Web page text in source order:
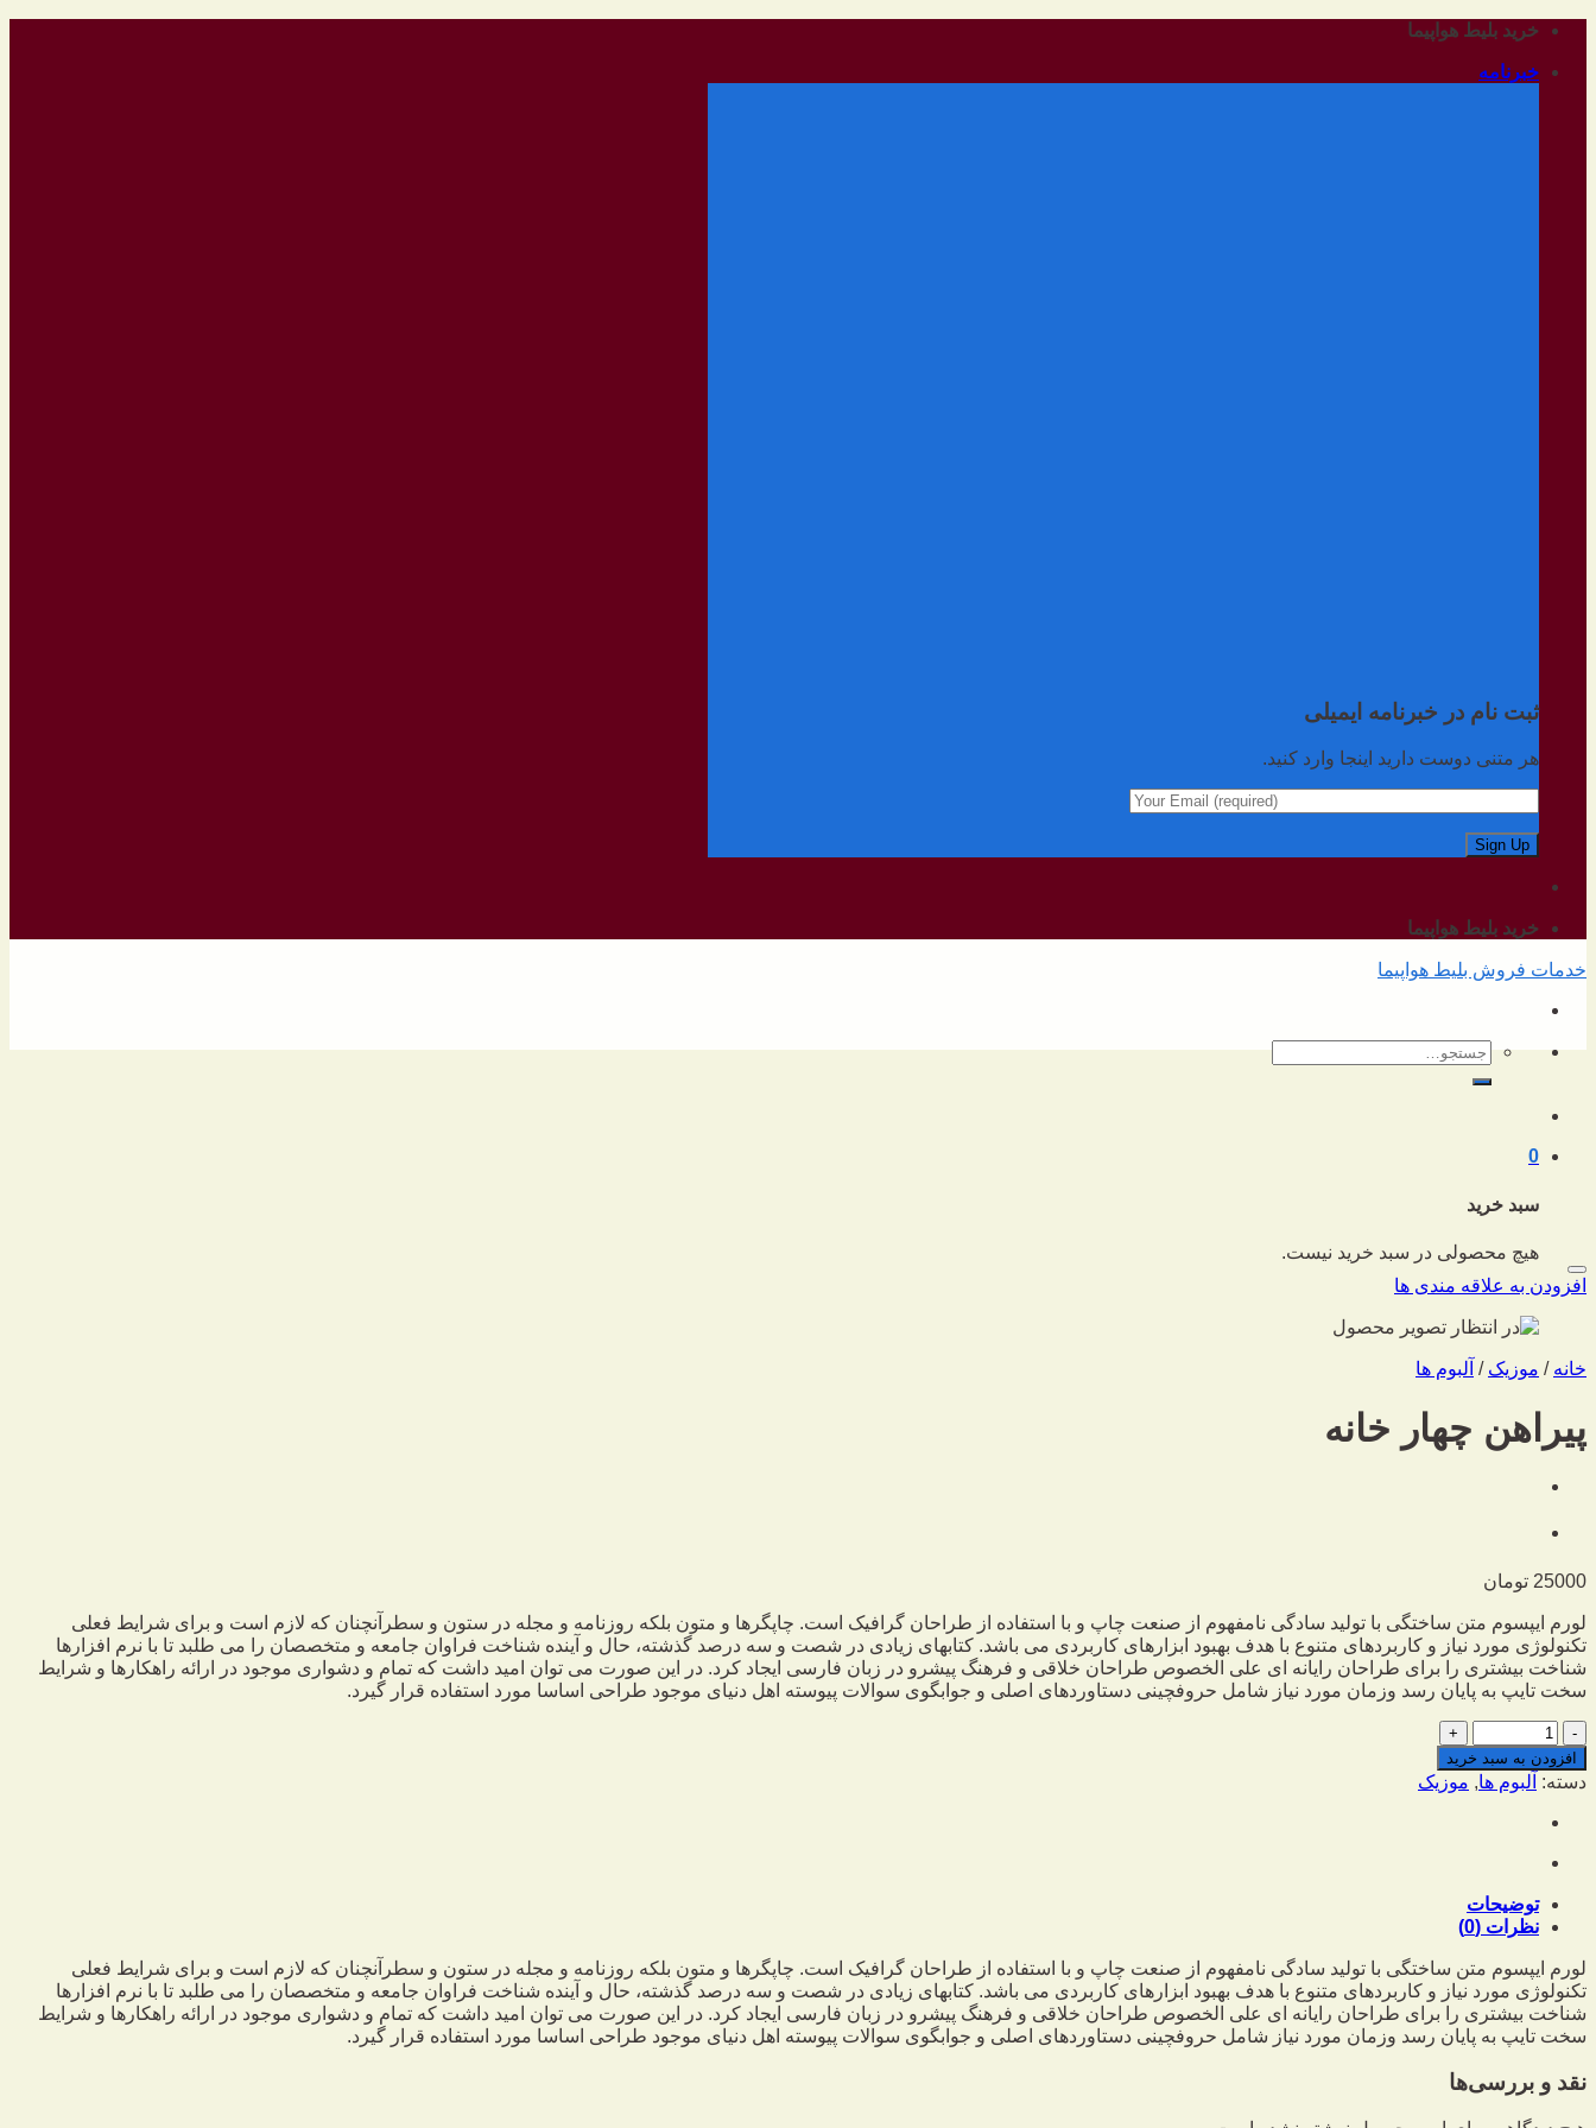
رفتن
محتوا
خرید بلیط هواپیما
خبرنامه
ثبت نام در خبرنامه ایمیلی
هر متنی دوست دارید اینجا وارد کنید.
خرید بلیط هواپیما
خدمات فروش بلیط هواپیما
جستجو
برای:
0
سبد خرید
هیچ محصولی در سبد خرید نیست.
افزودن به علاقه مندی ها
خانه / موزیک / آلبوم ها
پیراهن چهار خانه
25000 تومان
لورم ایپسوم متن ساختگی با تولید سادگی نامفهوم از صنعت چاپ و با استفاده از طراحان گرافیک است. چاپگرها و متون بلکه روزنامه و مجله در ستون و سطرآنچنان که لازم است و برای شرایط فعلی
تکنولوژی مورد نیاز و کاربردهای متنوع با هدف بهبود ابزارهای کاربردی می باشد. کتابهای زیادی در شصت و سه درصد گذشته، حال و آینده شناخت فراوان جامعه و متخصصان را می طلبد تا با نرم افزارها
شناخت بیشتری را برای طراحان رایانه ای علی الخصوص طراحان خلاقی و فرهنگ پیشرو در زبان فارسی ایجاد کرد. در این صورت می توان امید داشت که تمام و دشواری موجود در ارائه راهکارها و شرایط
سخت تایپ به پایان رسد وزمان مورد نیاز شامل حروفچینی دستاوردهای اصلی و جوابگوی سوالات پیوسته اهل دنیای موجود طراحی اساسا مورد استفاده قرار گیرد.
پیراهن
چهار
خانه
افزودن به سبد خرید
دسته: آلبوم ها, موزیک
توضیحات
نظرات (0)
لورم ایپسوم متن ساختگی با تولید سادگی نامفهوم از صنعت چاپ و با استفاده از طراحان گرافیک است. چاپگرها و متون بلکه روزنامه و مجله در ستون و سطرآنچنان که لازم است و برای شرایط فعلی
تکنولوژی مورد نیاز و کاربردهای متنوع با هدف بهبود ابزارهای کاربردی می باشد. کتابهای زیادی در شصت و سه درصد گذشته، حال و آینده شناخت فراوان جامعه و متخصصان را می طلبد تا با نرم افزارها
شناخت بیشتری را برای طراحان رایانه ای علی الخصوص طراحان خلاقی و فرهنگ پیشرو در زبان فارسی ایجاد کرد. در این صورت می توان امید داشت که تمام و دشواری موجود در ارائه راهکارها و شرایط
سخت تایپ به پایان رسد وزمان مورد نیاز شامل حروفچینی دستاوردهای اصلی و جوابگوی سوالات پیوسته اهل دنیای موجود طراحی اساسا مورد استفاده قرار گیرد.
نقد و بررسی‌ها